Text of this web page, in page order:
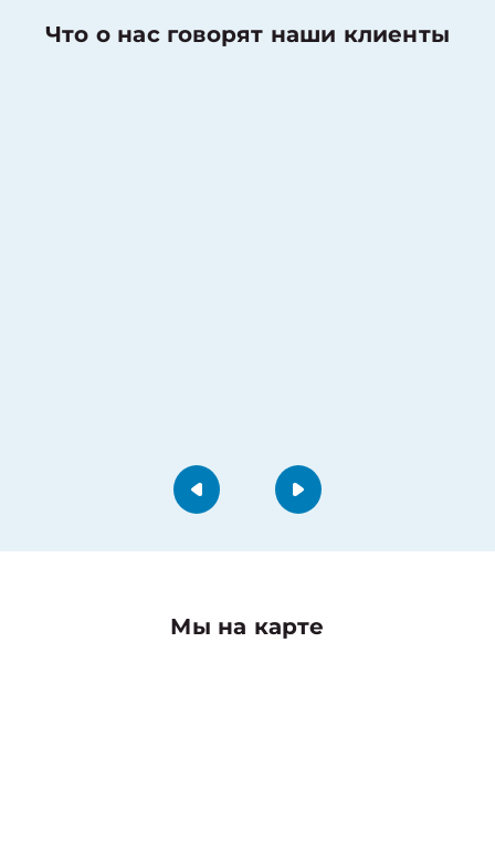
Что о нас говорят наши клиенты
Мы на карте